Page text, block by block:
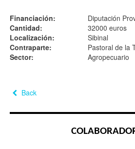
Financiación:
Diputación
Cantidad:
32000 euros
Localización:
Sibinal
Contraparte:
Pastoral de la
Sector:
Agropecuario
Back